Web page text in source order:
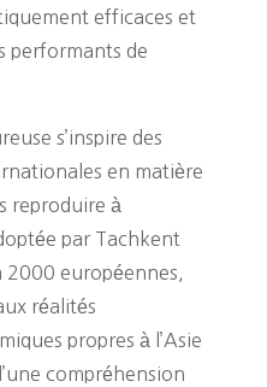
efficaces et
performants de
s’inspire des
en matière
reproduire à
par Tachkent
européennes,
réalités
propres à l’Asie
compréhension